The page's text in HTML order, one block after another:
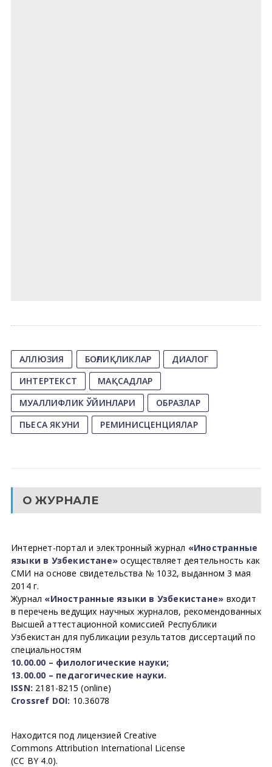
АЛЛЮЗИЯ БОҒЛИҚЛИКЛАР
ДИАЛОГ
ИНТЕРТЕКСТ
МАҚСАДЛАР
МУАЛЛИФЛИК ЎЙИНЛАРИ
ОБРАЗЛАР
ПЬЕСА ЯКУНИ
РЕМИНИСЦЕНЦИЯЛАР
О ЖУРНАЛЕ
Интернет-портал и электронный журнал «Иностранные
языки в Узбекистане» осуществляет деятельность как
СМИ на основе свидетельства № 1032, выданном 3 мая
2014 г.
Журнал «Иностранные языки в Узбекистане» входит
в перечень ведущих научных журналов, рекомендованных
Высшей аттестационной комиссией Республики
Узбекистан для публикации результатов диссертаций по
специальностям
10.00.00 – филологические науки;
13.00.00 – педагогические науки.
ISSN: 2181-8215 (online)
Crossref DOI: 10.36078
Находится под лицензией Creative
Commons Attribution International License
(CC BY 4.0).